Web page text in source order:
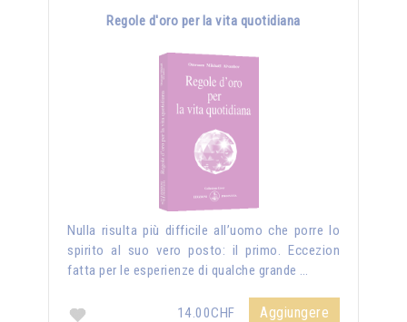
Regole d'oro per la vita quotidiana
Nulla risulta più difficile all’uomo che porre lo
spirito al suo vero posto: il primo. Eccezion
fatta per le esperienze di qualche grande …
14.00CHF Aggiungere